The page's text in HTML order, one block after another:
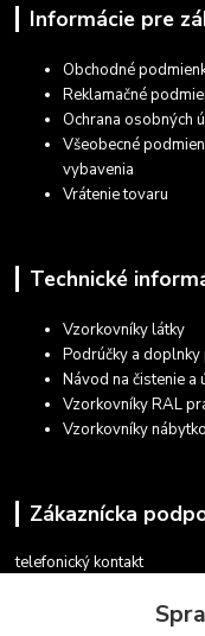
Informácie pre
Obchodné
Reklamačné
Ochrana osobných
Všeobecné
vybavenia
Vrátenie tovaru
Technické
Vzorkovníky látky
Podrúčky a
Návod na čistenie a
Vzorkovníky RAL
Vzorkovníky
Zákaznícka
telefonický kontakt
v pracovných dňoch 08.30 -